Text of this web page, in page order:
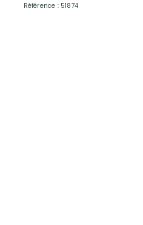
Référence : 51874